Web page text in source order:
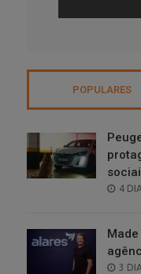
POPULARES
4
3